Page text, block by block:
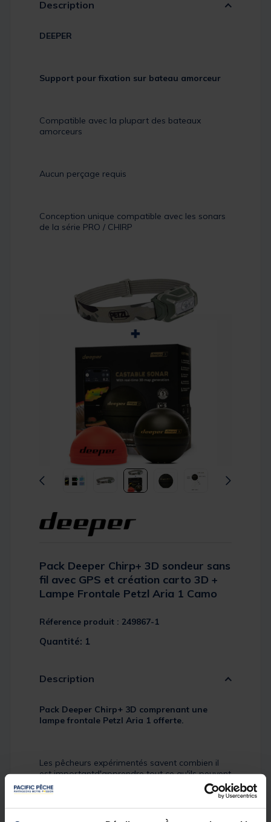
Description
DEEPER
Support pour fixation sur bateau amorceur
Compatible avec la plupart des bateaux
amorceurs
Aucun perçage requis
Conception unique compatible avec les sonars
de la série PRO / CHIRP
Pack Deeper Chirp+ 3D sondeur sans
fil avec GPS et création carto 3D +
Lampe Frontale Petzl Aria 1 Camo
Réference produit : 249867-1
Quantité: 1
Description
Pack Deeper Chirp+ 3D comprenant une
lampe frontale Petzl Aria 1 offerte.
Les pêcheurs expérimentés savent combien il
est importantd'apprendre tout ce qu'ils peuvent
sur leur lac préféré. C'est là que la bathymétrie
personnelle en 3D entre en jeu. Apprenez plus
rapidement à connaître la structure du fond, la
profondeur, les reliefs et les pentes.